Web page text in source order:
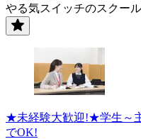
やる気スイッチのスクー
★未経験大歓迎!★学生～
でOK!